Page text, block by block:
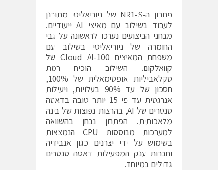
פתרון ה-NR1-S של ניוריאליטי מתוכנן
לעבוד בשילוב עם מאיצי AI ייעודיים.
מבחני הביצועים נערכו לראשונה על גבי
החומרה של ניוריאליטי בשילוב עם
משפחת המאיצים Cloud AI-100 של
קוואלקום. השילוב הוכיח רמת
סקלאביליות אופטימאלית של 100%,
חסכון של עד 90% בעלויות, ויעילות
אנרגטית עד פי 15 יותר טובה בדאטה
סנטרים של AI, בהרצות נפוצות של בינה
מלאכותית. הפתרון נבחן בהשוואה
למערכות מבוססות CPU הנמצאות
בשימוש על ידי יצרנים כגון אנבידיה
וחברות ענק המפעילות דאטה סנטרים
גדולים במיוחד.